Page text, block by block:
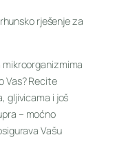
rješenje za
Vas? Recite
gljivicama i još
– moćno
Vašu